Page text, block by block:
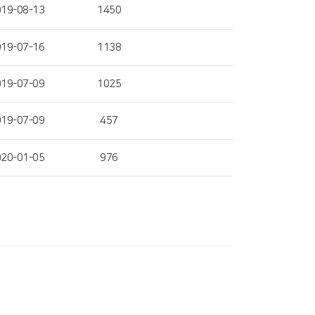
08-13 1450
07-16 1138
07-09 1025
07-09 457
01-05 976